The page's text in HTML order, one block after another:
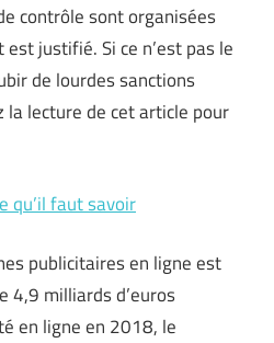
contrôle sont organisées
justifié. Si ce n’est pas le
de lourdes sanctions
la lecture de cet article pour
qu’il faut savoir
publicitaires en ligne est
4,9 milliards d’euros
en ligne en 2018, le